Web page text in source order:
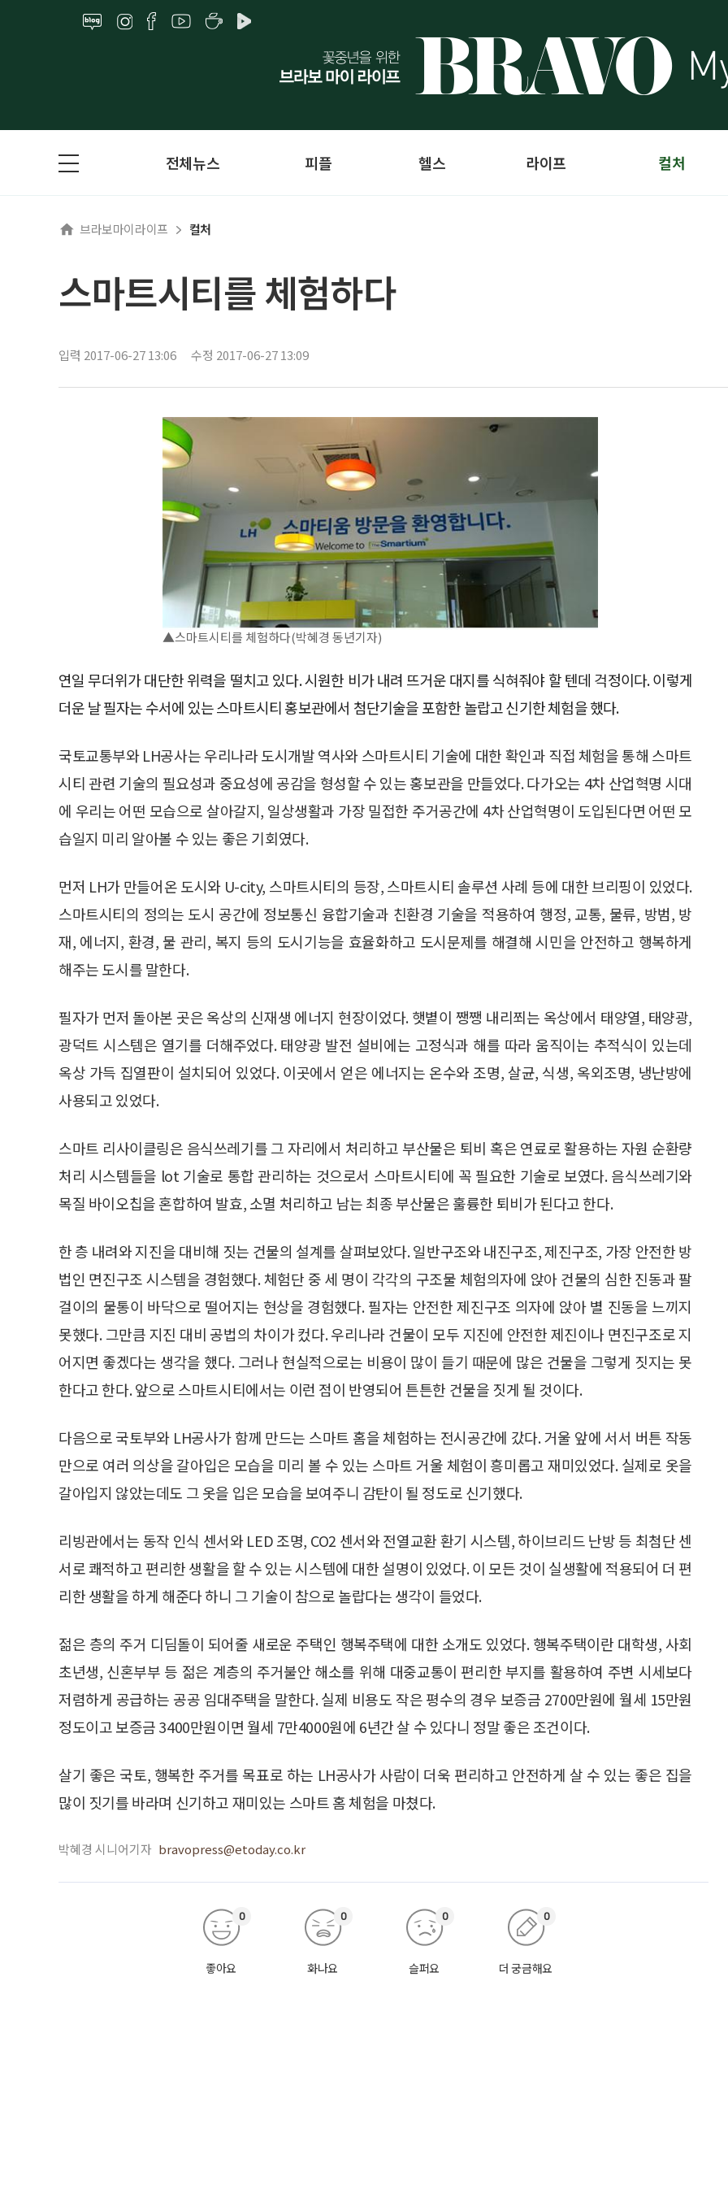
전체뉴스 피플 헬스 라이프 컬처
브라보마이라이프 컬처
스마트시티를 체험하다
입력 2017-06-27 13:06 수정 2017-06-27 13:09
▲스마트시티를 체험하다(박혜경 동년기자)
연일 무더위가 대단한 위력을 떨치고 있다. 시원한 비가 내려 뜨거운 대지를 식혀줘야 할 텐데 걱정이다. 이렇게
더운 날 필자는 수서에 있는 스마트시티 홍보관에서 첨단기술을 포함한 놀랍고 신기한 체험을 했다.
국토교통부와 LH공사는 우리나라 도시개발 역사와 스마트시티 기술에 대한 확인과 직접 체험을 통해 스마트
시티 관련 기술의 필요성과 중요성에 공감을 형성할 수 있는 홍보관을 만들었다. 다가오는 4차 산업혁명 시대
에 우리는 어떤 모습으로 살아갈지, 일상생활과 가장 밀접한 주거공간에 4차 산업혁명이 도입된다면 어떤 모
습일지 미리 알아볼 수 있는 좋은 기회였다.
먼저 LH가 만들어온 도시와 U-city, 스마트시티의 등장, 스마트시티 솔루션 사례 등에 대한 브리핑이 있었다.
스마트시티의 정의는 도시 공간에 정보통신 융합기술과 친환경 기술을 적용하여 행정, 교통, 물류, 방범, 방
재, 에너지, 환경, 물 관리, 복지 등의 도시기능을 효율화하고 도시문제를 해결해 시민을 안전하고 행복하게
해주는 도시를 말한다.
필자가 먼저 돌아본 곳은 옥상의 신재생 에너지 현장이었다. 햇볕이 쨍쨍 내리쬐는 옥상에서 태양열, 태양광,
광덕트 시스템은 열기를 더해주었다. 태양광 발전 설비에는 고정식과 해를 따라 움직이는 추적식이 있는데
옥상 가득 집열판이 설치되어 있었다. 이곳에서 얻은 에너지는 온수와 조명, 살균, 식생, 옥외조명, 냉난방에
사용되고 있었다.
스마트 리사이클링은 음식쓰레기를 그 자리에서 처리하고 부산물은 퇴비 혹은 연료로 활용하는 자원 순환량
처리 시스템들을 lot 기술로 통합 관리하는 것으로서 스마트시티에 꼭 필요한 기술로 보였다. 음식쓰레기와
목질 바이오칩을 혼합하여 발효, 소멸 처리하고 남는 최종 부산물은 훌륭한 퇴비가 된다고 한다.
한 층 내려와 지진을 대비해 짓는 건물의 설계를 살펴보았다. 일반구조와 내진구조, 제진구조, 가장 안전한 방
법인 면진구조 시스템을 경험했다. 체험단 중 세 명이 각각의 구조물 체험의자에 앉아 건물의 심한 진동과 팔
걸이의 물통이 바닥으로 떨어지는 현상을 경험했다. 필자는 안전한 제진구조 의자에 앉아 별 진동을 느끼지
못했다. 그만큼 지진 대비 공법의 차이가 컸다. 우리나라 건물이 모두 지진에 안전한 제진이나 면진구조로 지
어지면 좋겠다는 생각을 했다. 그러나 현실적으로는 비용이 많이 들기 때문에 많은 건물을 그렇게 짓지는 못
한다고 한다. 앞으로 스마트시티에서는 이런 점이 반영되어 튼튼한 건물을 짓게 될 것이다.
다음으로 국토부와 LH공사가 함께 만드는 스마트 홈을 체험하는 전시공간에 갔다. 거울 앞에 서서 버튼 작동
만으로 여러 의상을 갈아입은 모습을 미리 볼 수 있는 스마트 거울 체험이 흥미롭고 재미있었다. 실제로 옷을
갈아입지 않았는데도 그 옷을 입은 모습을 보여주니 감탄이 될 정도로 신기했다.
리빙관에서는 동작 인식 센서와 LED 조명, CO2 센서와 전열교환 환기 시스템, 하이브리드 난방 등 최첨단 센
서로 쾌적하고 편리한 생활을 할 수 있는 시스템에 대한 설명이 있었다. 이 모든 것이 실생활에 적용되어 더 편
리한 생활을 하게 해준다 하니 그 기술이 참으로 놀랍다는 생각이 들었다.
젊은 층의 주거 디딤돌이 되어줄 새로운 주택인 행복주택에 대한 소개도 있었다. 행복주택이란 대학생, 사회
초년생, 신혼부부 등 젊은 계층의 주거불안 해소를 위해 대중교통이 편리한 부지를 활용하여 주변 시세보다
저렴하게 공급하는 공공 임대주택을 말한다. 실제 비용도 작은 평수의 경우 보증금 2700만원에 월세 15만원
정도이고 보증금 3400만원이면 월세 7만4000원에 6년간 살 수 있다니 정말 좋은 조건이다.
살기 좋은 국토, 행복한 주거를 목표로 하는 LH공사가 사람이 더욱 편리하고 안전하게 살 수 있는 좋은 집을
많이 짓기를 바라며 신기하고 재미있는 스마트 홈 체험을 마쳤다.
박혜경 시니어기자 bravopress@etoday.co.kr
좋아요
0
화나요
0
슬퍼요
0
더 궁금해요
0